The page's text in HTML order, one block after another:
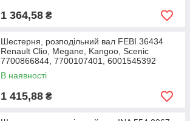
1 364,58 ₴
Шестерня, розподільний вал FEBI 36434
Renault Clio, Megane, Kangoo, Scenic
7700866844, 7700107401, 6001545392
В наявності
1 415,88 ₴